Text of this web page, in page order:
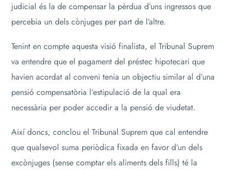
judicial és la de compensar la pèrdua d’uns ingressos que
percebia un dels cònjuges per part de l’altre.
Tenint en compte aquesta visió finalista, el Tribunal Suprem
va entendre que el pagament del préstec hipotecari que
havien acordat al conveni tenia un objectiu similar al d’una
pensió compensatòria l’estipulació de la qual era
necessària per poder accedir a la pensió de viudetat.
Així doncs, conclou el Tribunal Suprem que cal entendre
que qualsevol suma periòdica fixada en favor d’un dels
excònjuges (sense comptar els aliments dels fills) té la